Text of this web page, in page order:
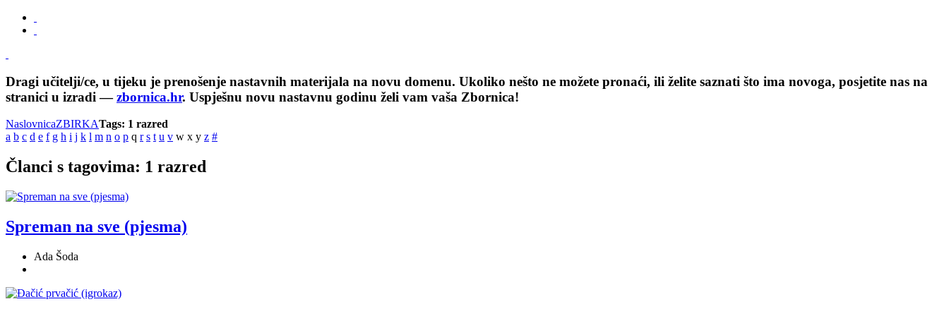
Dragi učitelji/ce, u tijeku je prenošenje nastavnih materijala na novu domenu. Ukoliko nešto ne možete pronaći, ili želite saznati što ima novoga, posjetite nas na
stranici u izradi —zbornica.hr. Uspješnu novu nastavnu godinu želi vam vaša Zbornica!
NaslovnicaZBIRKATags: 1 razred
a b c d e f g h i j k l m n o p q r s t u v w x y z #
Članci s tagovima: 1 razred
Spreman na sve (pjesma)
Ada Šoda